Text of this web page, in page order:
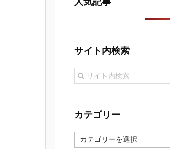
サイト内検索
カテゴリー
カ
テ